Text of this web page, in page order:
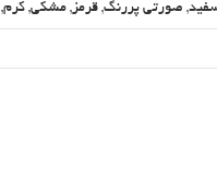
, صورتی پررنگ, قرمز, مشکی, کرم,